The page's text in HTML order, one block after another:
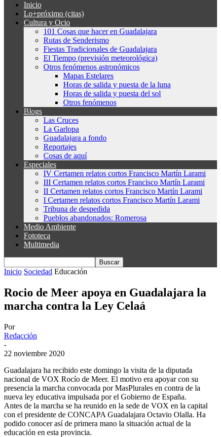
Inicio
Lo+próximo (citas)
Cultura y Ocio
101 Cosas que hacer en Guadalajara
Rutas de Senderismo
Fiestas Tradicionales de Guadalajara
El Tiempo (previsión meteorológica)
Otros fenómenos astronómicos
Mapas Estelares
Horas de salida y puesta de la luna
Horas de salida y puesta del sol
Otros fenómenos
Blogs
Las Cruces
La Garlopa
Guadalajara a fondo
Reportajes
Cosas de aquí
Especiales
IV Certamen relatos cortos Francisco Martín Larami
III Certamen relatos cortos Francisco Martín Larami
II Certamen relatos cortos Francisco Martín Larami
I Certamen relatos cortos Francisco Martín Larami
Tribuna de despedida
Pueblos abandonados: Romerosa
Medio Ambiente
Fototeca
Multimedia
Inicio Sociedad Educación
Rocio de Meer apoya en Guadalajara la
marcha contra la Ley Celaá
Por
Redacción
-
22 noviembre 2020
Guadalajara ha recibido este domingo la visita de la diputada
nacional de VOX Rocío de Meer. El motivo era apoyar con su
presencia la marcha convocada por MasPlurales en contra de la
nueva ley educativa impulsada por el Gobierno de España.
Antes de la marcha se ha reunido en la sede de VOX en la capital
con el presidente de CONCAPA Guadalajara Octavio Olalla. Ha
podido conocer así de primera mano la situación actual de la
educación en esta provincia.